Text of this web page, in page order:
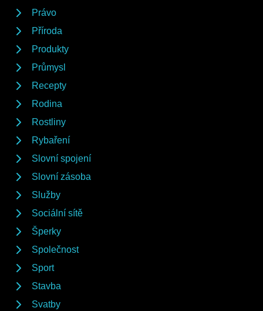
Právo
Příroda
Produkty
Průmysl
Recepty
Rodina
Rostliny
Rybaření
Slovní spojení
Slovní zásoba
Služby
Sociální sítě
Šperky
Společnost
Sport
Stavba
Svatby